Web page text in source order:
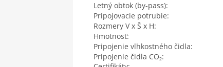
Letný obtok (by-pass):
Pripojovacie potrubie:
Rozmery V x Š x H:
Hmotnosť:
Pripojenie vlhkostného čidla:
Pripojenie čidla CO₂: